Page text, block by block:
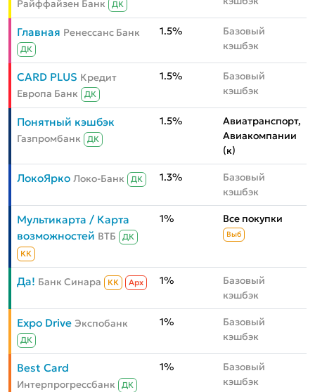
Райффайзен Банк ДК
Главная Ренессанс Банк
ДК
1.5%
Базовый
кэшбэк
CARD PLUS Кредит
Европа Банк
ДК
1.5%
Базовый
кэшбэк
Понятный кэшбэк
Газпромбанк ДК
1.5%
Авиатранспорт,
Авиакомпании
(к)
ЛокоЯрко Локо-Банк ДК 1.3%
Базовый
кэшбэк
Мультикарта / Карта
возможностей ВТБ
ДК
КК
1% Все покупки
Выб
Да! Банк Синара КК Aрх 1%
Базовый
кэшбэк
Expo Drive Экспобанк
ДК
1%
Базовый
кэшбэк
Best Card
Интерпрогрессбанк ДК
1%
Базовый
кэшбэк